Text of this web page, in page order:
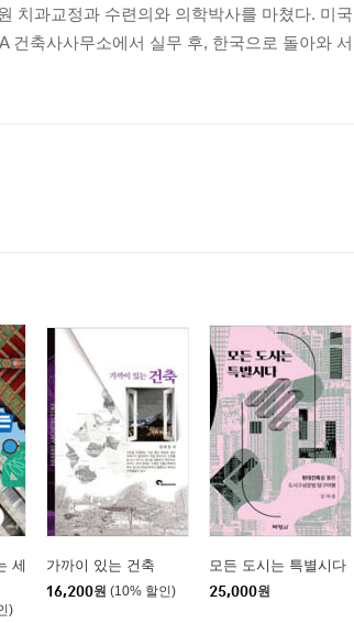
치과교정과 수련의와 의학박사를 마쳤다. 미
축사사무소에서 실무 후, 한국으로 돌아와
세
)
가까이 있는 건축
16,200원 (10% 할인)
모든 도시는 특별시다
25,000원